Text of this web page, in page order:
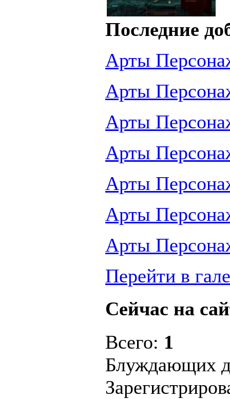
Последние
Арты
Арты
Арты
Арты
Арты
Арты
Арты
Перейти в
Сейчас на
Всего: 1
Блуждающих